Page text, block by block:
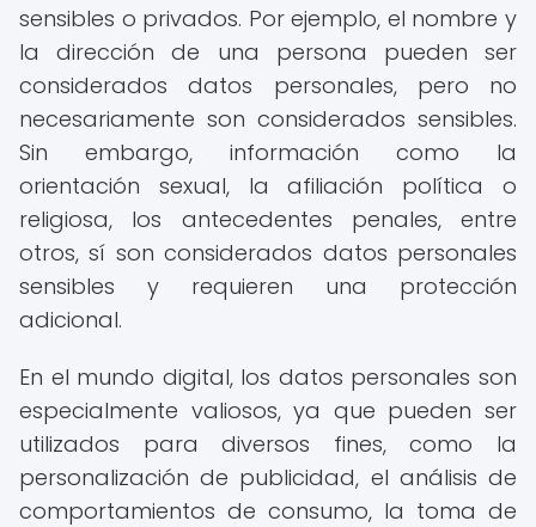
sensibles o privados. Por ejemplo, el nombre y
la dirección de una persona pueden ser
considerados datos personales, pero no
necesariamente son considerados sensibles.
Sin embargo, información como la
orientación sexual, la afiliación política o
religiosa, los antecedentes penales, entre
otros, sí son considerados datos personales
sensibles y requieren una protección
adicional.
En el mundo digital, los datos personales son
especialmente valiosos, ya que pueden ser
utilizados para diversos fines, como la
personalización de publicidad, el análisis de
comportamientos de consumo, la toma de